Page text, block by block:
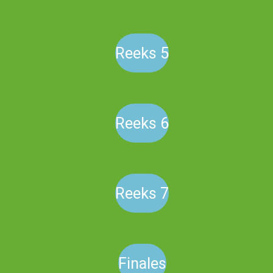
Reeks 5
Reeks 6
Reeks 7
Finales